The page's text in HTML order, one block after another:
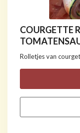
COURGETTE
Rolletjes van